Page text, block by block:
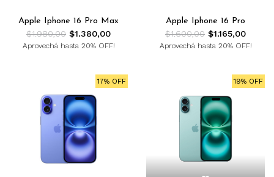
Apple Iphone 16 Pro Max
$1.980,00 $1.380,00
Aprovechá hasta 20% OFF!
Apple Iphone 16 Pro
$1.600,00 $1.165,00
Aprovechá hasta 20% OFF!
17% OFF 19% OFF